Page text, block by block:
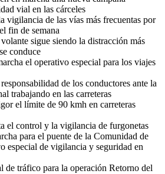
vial en las cárceles
vigilancia de las vías más frecuentas por
fin de semana
sigue siendo la distracción más
conduce
el operativo especial para los viajes
de los conductores ante la
trabajando en las carreteras
el límite de 90 kmh en carreteras
el control y la vigilancia de furgonetas
para el puente de la Comunidad de
especial de vigilancia y seguridad en
de tráfico para la operación Retorno del